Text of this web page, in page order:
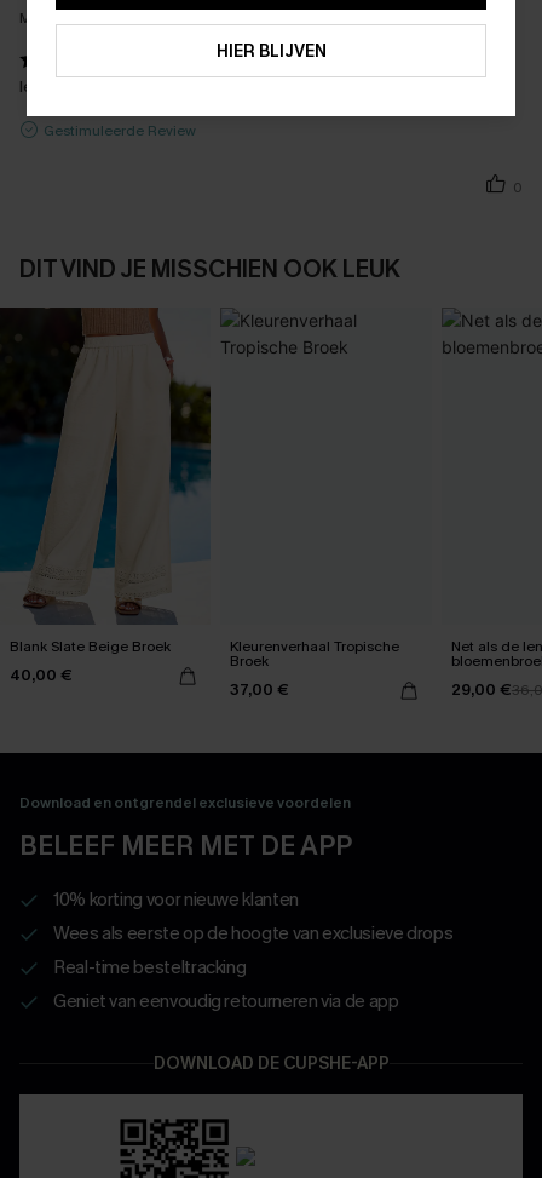
Maat Gekocht:
leuke moooe broek
Gestimuleerde Review
0
DIT VIND JE MISSCHIEN OOK LEUK
Blank Slate Beige Broek
40,00 €
Kleurenverhaal Tropische
Broek
37,00 €
Net als de
29,00 €
Download en ontgrendel exclusieve voordelen
BELEEF MEER MET DE APP
10% korting voor nieuwe klanten
Wees als eerste op de hoogte van exclusieve drops
Real-time besteltracking
Geniet van eenvoudig retourneren via de app
DOWNLOAD DE CUPSHE-APP
HIER BLIJVEN
ABONNEREN